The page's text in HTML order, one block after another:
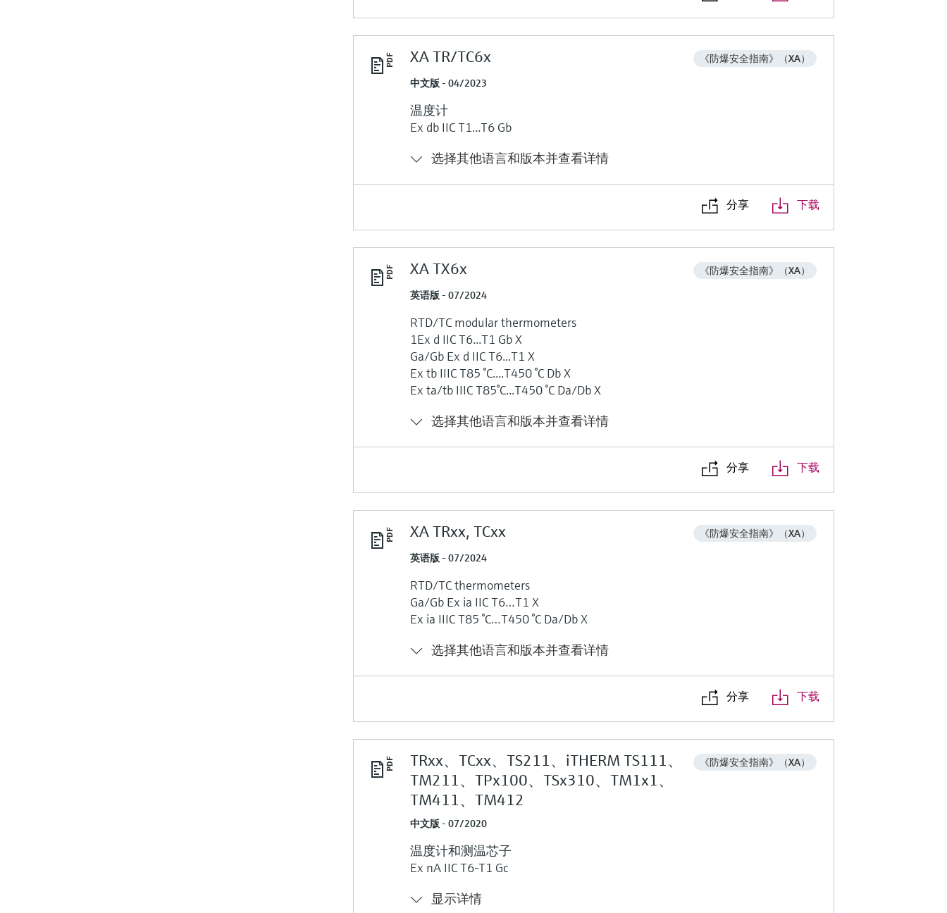
XA TR/TC6x
《防爆安全指南》（XA）
中文版 - 04/2023
温度计
Ex db IIC T1...T6 Gb
选择其他语言和版本并查看详情
分享 下载
XA TX6x
《防爆安全指南》（XA）
英语版 - 07/2024
RTD/TC modular thermometers
1Ex d IIC T6...T1 Gb X
Ga/Gb Ex d IIC T6...T1 X
Ex tb IIIC T85 °C....T450 °C Db X
Ex ta/tb IIIC T85°C...T450 °C Da/Db X
选择其他语言和版本并查看详情
分享 下载
XA TRxx, TCxx
《防爆安全指南》（XA）
英语版 - 07/2024
RTD/TC thermometers
Ga/Gb Ех ia IIC T6…T1 Х
Ех ia IIIC T85 °C…T450 °C Da/Db Х
选择其他语言和版本并查看详情
分享 下载
TRxx、TCxx、TS211、iTHERM TS111、
TM211、TPx100、TSx310、TM1x1、
TM411、TM412
《防爆安全指南》（XA）
中文版 - 07/2020
温度计和测温芯子
Ex nA IIC T6-T1 Gc
显示详情